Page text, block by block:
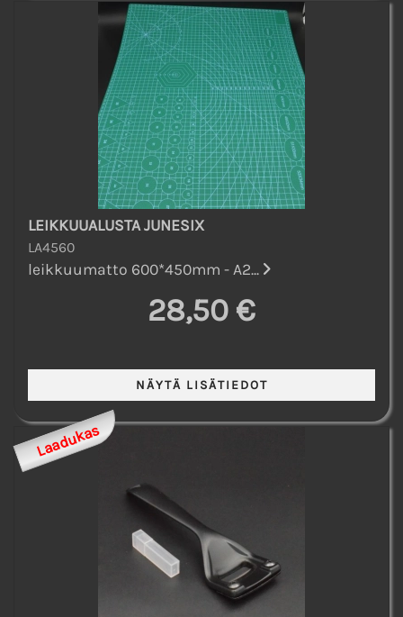
LEIKKUUALUSTA JUNESIX
LA4560
leikkuumatto 600*450mm - A2...
28,50 €
Laadukas